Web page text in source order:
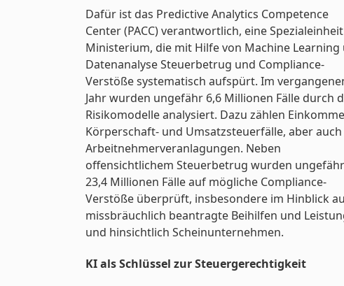
Dafür ist das Predictive Analytics Competence
Center (PACC) verantwortlich, eine
Ministerium, die mit Hilfe von Machine Learning
Datenanalyse Steuerbetrug und Compliance-
Verstöße systematisch aufspürt. Im
Jahr wurden ungefähr 6,6 Millionen Fälle durch
Risikomodelle analysiert. Dazu zählen
Körperschaft- und Umsatzsteuerfälle, aber auch
Arbeitnehmerveranlagungen. Neben
offensichtlichem Steuerbetrug wurden ungefähr
23,4 Millionen Fälle auf mögliche Compliance-
Verstöße überprüft, insbesondere im Hinblick
missbräuchlich beantragte Beihilfen und
und hinsichtlich Scheinunternehmen.
KI als Schlüssel zur Steuergerechtigkeit